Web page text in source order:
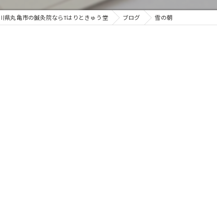
県丸亀市の鍼灸院ならTはりときゅう堂 ブログ 雪の朝